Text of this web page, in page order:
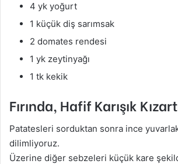
4 yk yoğurt
1 küçük diş sarımsak
2 domates rendesi
1 yk zeytinyağı
1 tk kekik
Fırında, Hafif Karışık
Patatesleri sorduktan sonra ince
dilimliyoruz.
Üzerine diğer sebzeleri küçük kare